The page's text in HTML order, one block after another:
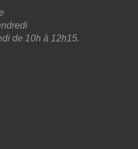
de 10h à 12h15.